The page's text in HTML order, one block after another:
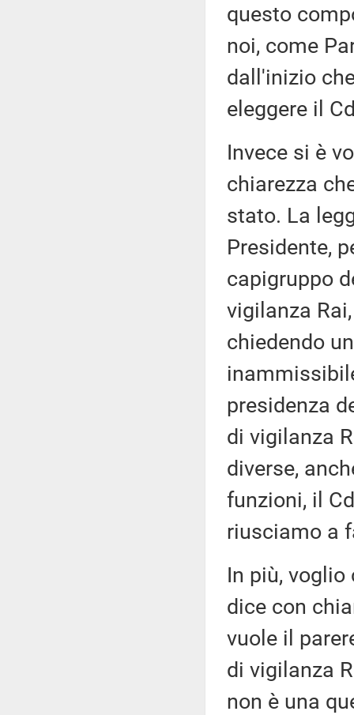
questo
noi, come
dall'inizio
eleggere il
Invece si è
chiarezza
stato. La
Presidente,
capigruppo
vigilanza
chiedendo
presidenza
di vigilanza
diverse,
funzioni, il
riusciamo a
In più,
dice con
vuole il
di vigilanza
non è una